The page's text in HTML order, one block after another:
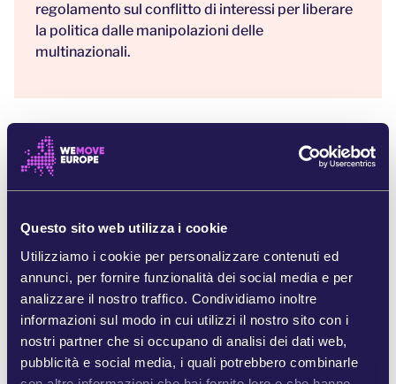
Questo sito web utilizza i cookie
Utilizziamo i cookie per personalizzare contenuti ed
annunci, per fornire funzionalità dei social media e per
analizzare il nostro traffico. Condividiamo inoltre
informazioni sul modo in cui utilizzi il nostro sito con i
nostri partner che si occupano di analisi dei dati web,
pubblicità e social media, i quali potrebbero combinarle
regolamento sul conflitto di interessi per liberare
la politica dalle manipolazioni delle
multinazionali.
PERCHÉ È IMPORTANTE?
fossili hanno versato milioni e milioni di euro alle
lobby per mantenere l’Europa dipendente dal gas,
bloccando la transizione verso le energie
rinnovabili. Ora il settore dei combustibili fossili
sta usando le stesse tattiche delle grandi
multinazionali del tabacco per finanziare eventi e
ricerche fallaci che sminuiscono i pericoli del
cambiamento climatico.